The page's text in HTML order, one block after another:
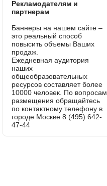
Рекламодателям и
партнерам
Баннеры на нашем сайте –
это реальный способ
повысить объемы Ваших
продаж.
Ежедневная аудитория
наших
общеобразовательных
ресурсов составляет более
10000 человек. По вопросам
размещения обращайтесь
по контактному телефону в
городе Москве 8 (495) 642-
47-44